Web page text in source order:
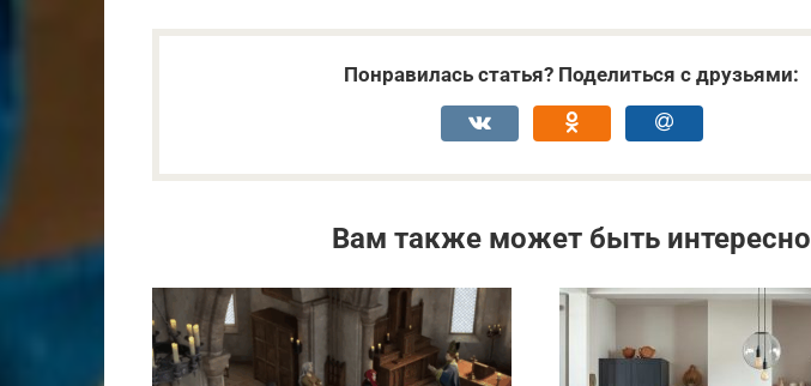
Понравилась статья? Поделиться с друзьями:
Вам также может быть интересно